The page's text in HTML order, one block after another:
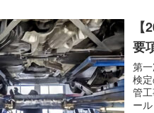
要
第
検
管
ー